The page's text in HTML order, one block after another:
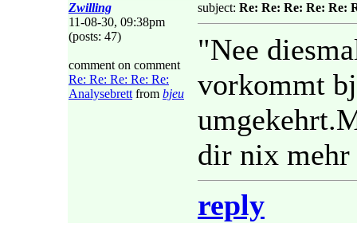
Zwilling
11-08-30, 09:38pm
(posts: 47)
comment on comment
Re: Re: Re: Re: Re:
Analysebrett from bjeu
subject: Re: Re: Re: Re: Re:
"Nee
vorkommt
dir nix mehr
reply